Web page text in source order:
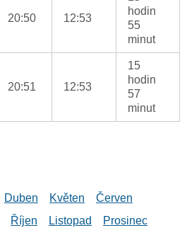
20:50 12:53
hodin
55
minut
20:51 12:53
15
hodin
57
minut
Duben Květen
Červen
Říjen Listopad Prosinec